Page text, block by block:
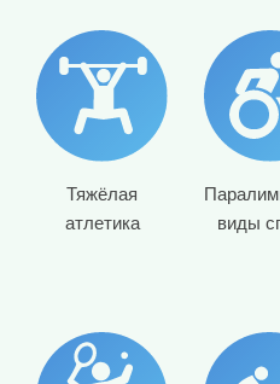
Тяжёлая
атлетика
виды